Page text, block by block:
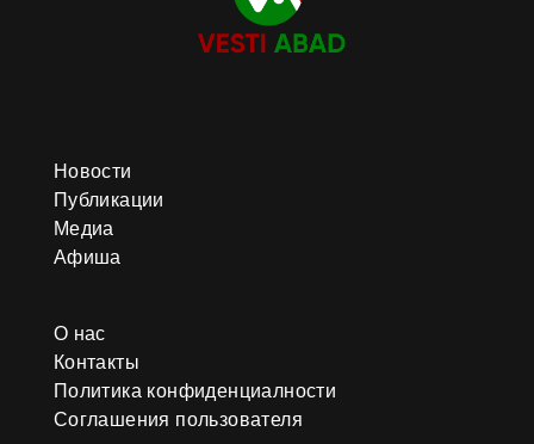
Новости
Публикации
Медиа
Афиша
О нас
Контакты
Политика конфиденциалности
Соглашения пользователя